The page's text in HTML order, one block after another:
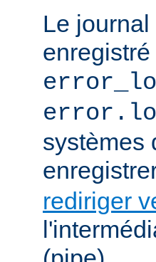
Le
systèmes
rediriger